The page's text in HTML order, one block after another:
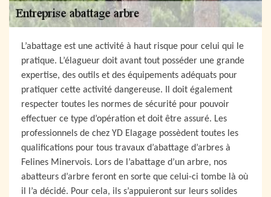
L’abattage est une activité à haut risque pour celui qui le
pratique. L’élagueur doit avant tout posséder une grande
expertise, des outils et des équipements adéquats pour
pratiquer cette activité dangereuse. Il doit également
respecter toutes les normes de sécurité pour pouvoir
effectuer ce type d’opération et doit être assuré. Les
professionnels de chez YD Elagage possèdent toutes les
qualifications pour tous travaux d’abattage d’arbres à
Felines Minervois. Lors de l’abattage d’un arbre, nos
abatteurs d’arbre feront en sorte que celui-ci tombe là où
il l’a décidé. Pour cela, ils s’appuieront sur leurs solides